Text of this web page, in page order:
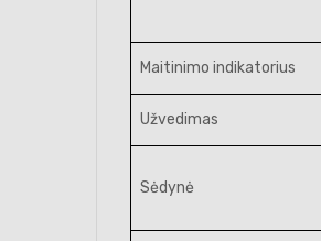
Maitinimo indikatorius
Užvedimas
Sėdynė